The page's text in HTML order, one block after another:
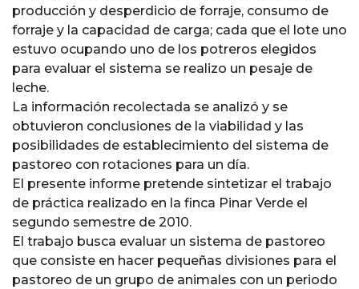
producción y desperdicio de forraje, consumo de
forraje y la capacidad de carga; cada que el lote uno
estuvo ocupando uno de los potreros elegidos
para evaluar el sistema se realizo un pesaje de
leche.
La información recolectada se analizó y se
obtuvieron conclusiones de la viabilidad y las
posibilidades de establecimiento del sistema de
pastoreo con rotaciones para un día.
El presente informe pretende sintetizar el trabajo
de práctica realizado en la finca Pinar Verde el
segundo semestre de 2010.
El trabajo busca evaluar un sistema de pastoreo
que consiste en hacer pequeñas divisiones para el
pastoreo de un grupo de animales con un periodo